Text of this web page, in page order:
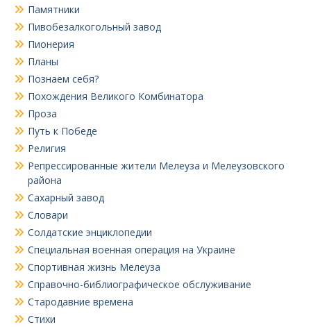
Памятники
Пивобезалкогольный завод
Пионерия
Планы
Познаем себя?
Похождения Великого Комбинатора
Проза
Путь к Победе
Религия
Репрессированные жители Мелеуза и Мелеузовского
района
Сахарный завод
Словари
Солдатские энциклопедии
Специальная военная операция на Украине
Спортивная жизнь Мелеуза
Справочно-библиографическое обслуживание
Стародавние времена
Стихи